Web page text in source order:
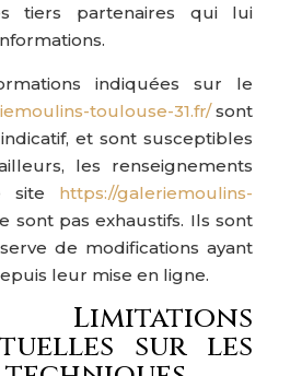
tiers partenaires qui lui
indiquées sur le
toulouse-31.fr/sont
et sont susceptibles
les renseignements
site https://galeriemoulins-
sont pas exhaustifs. Ils sont
de modifications ayant
leur mise en ligne.
sur les